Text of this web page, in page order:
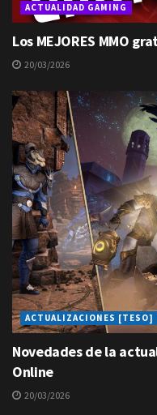
ACTUALIDAD GAMING
Los MEJORES MMO
20/03/2026
ACTUALIZACIONES [TESO]
Novedades de la
Online
20/03/2026